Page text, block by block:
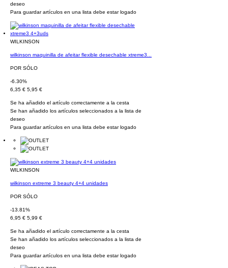
deseo
Para guardar artículos en una lista debe estar logado
WILKINSON
wilkinson maquinilla de afeitar flexible desechable xtreme3...
POR SÓLO
-6.30%
6,35 € 5,95 €
Se ha añadido el artículo correctamente a la cesta
Se han añadido los artículos seleccionados a la lista de
deseo
Para guardar artículos en una lista debe estar logado
WILKINSON
wilkinson extreme 3 beauty 4+4 unidades
POR SÓLO
-13.81%
6,95 € 5,99 €
Se ha añadido el artículo correctamente a la cesta
Se han añadido los artículos seleccionados a la lista de
deseo
Para guardar artículos en una lista debe estar logado